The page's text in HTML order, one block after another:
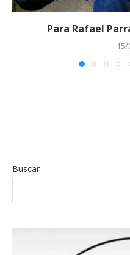
Para Rafael
Buscar